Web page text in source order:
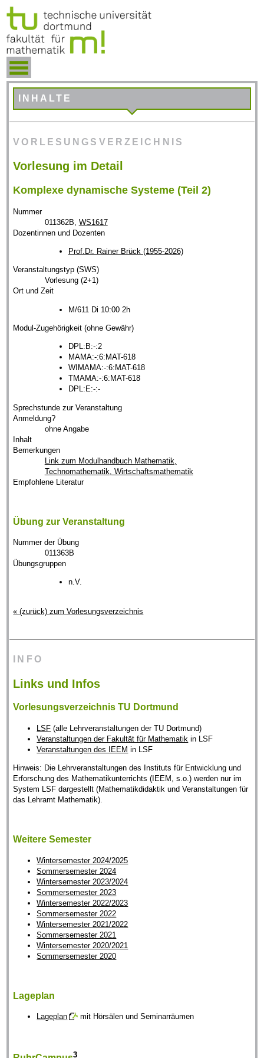
INHALTE
VORLESUNGSVERZEICHNIS
Vorlesung im Detail
Komplexe dynamische Systeme (Teil 2)
Nummer
011362B, WS1617
Dozentinnen und Dozenten
Prof.Dr. Rainer Brück (1955-2026)
Veranstaltungstyp (SWS)
Vorlesung (2+1)
Ort und Zeit
M/611 Di 10:00 2h
Modul-Zugehörigkeit (ohne Gewähr)
DPL:B:-:2
MAMA:-:6:MAT-618
WIMAMA:-:6:MAT-618
TMAMA:-:6:MAT-618
DPL:E:-:-
Sprechstunde zur Veranstaltung
Anmeldung?
ohne Angabe
Inhalt
Bemerkungen
Link zum Modulhandbuch Mathematik,
Technomathematik, Wirtschaftsmathematik
Empfohlene Literatur
Übung zur Veranstaltung
Nummer der Übung
011363B
Übungsgruppen
n.V.
« (zurück) zum Vorlesungsverzeichnis
INFO
Links und Infos
Vorlesungsverzeichnis TU Dortmund
LSF (alle Lehrveranstaltungen der TU Dortmund)
Veranstaltungen der Fakultät für Mathematik in LSF
Veranstaltungen des IEEM in LSF
Hinweis: Die Lehrveranstaltungen des Instituts für Entwicklung und
Erforschung des Mathematikunterrichts (IEEM, s.o.) werden nur im
System LSF dargestellt (Mathematikdidaktik und Veranstaltungen für
das Lehramt Mathematik).
Weitere Semester
Wintersemester 2024/2025
Sommersemester 2024
Wintersemester 2023/2024
Sommersemester 2023
Wintersemester 2022/2023
Sommersemester 2022
Wintersemester 2021/2022
Sommersemester 2021
Wintersemester 2020/2021
Sommersemester 2020
Lageplan
Lageplan mit Hörsälen und Seminarräumen
3